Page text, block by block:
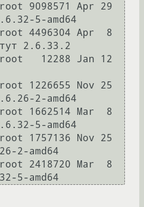
9098571 Apr 29
5-amd64
4496304 Apr  8
2.6.33.2
12288 Jan 12
1226655 Nov 25
2-amd64
1662514 Mar  8
5-amd64
1757136 Nov 25
2-amd64
2418720 Mar  8